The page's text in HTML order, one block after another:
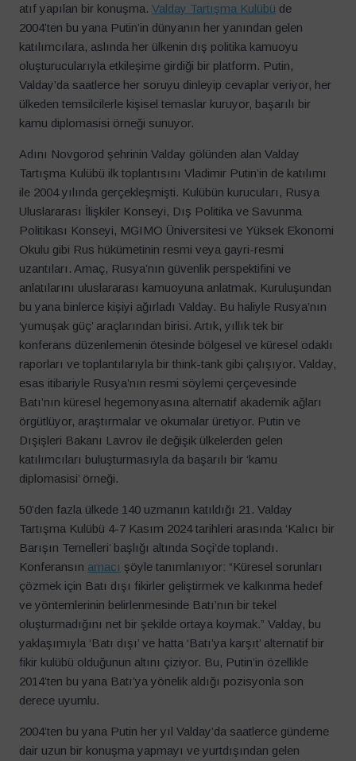
atıf yapılan bir konuşma. Valday Tartışma Kulübü de
2004’ten bu yana Putin’in dünyanın her yanından gelen
katılımcılara, aslında her ülkenin dış politika kamuoyu
oluşturucularıyla etkileşime girdiği bir platform. Putin,
Valday’da saatlerce her soruyu dinleyip cevaplar veriyor, her
ülkeden temsilcilerle kişisel temaslar kuruyor, başarılı bir
kamu diplomasisi örneği sunuyor.
Adını Novgorod şehrinin Valday gölünden alan Valday
Tartışma Kulübü ilk toplantısını Vladimir Putin’in de katılımı
ile 2004 yılında gerçekleşmişti. Kulübün kurucuları, Rusya
Uluslararası İlişkiler Konseyi, Dış Politika ve Savunma
Politikası Konseyi, MGIMO Üniversitesi ve Yüksek Ekonomi
Okulu gibi Rus hükümetinin resmi veya gayri-resmi
uzantıları. Amaç, Rusya’nın güvenlik perspektifini ve
anlatılarını uluslararası kamuoyuna anlatmak. Kuruluşundan
bu yana binlerce kişiyi ağırladı Valday. Bu haliyle Rusya’nın
‘yumuşak güç’ araçlarından birisi. Artık, yıllık tek bir
konferans düzenlemenin ötesinde bölgesel ve küresel odaklı
raporları ve toplantılarıyla bir think-tank gibi çalışıyor. Valday,
esas itibariyle Rusya’nın resmi söylemi çerçevesinde
Batı’nın küresel hegemonyasına alternatif akademik ağları
örgütlüyor, araştırmalar ve okumalar üretiyor. Putin ve
Dışişleri Bakanı Lavrov ile değişik ülkelerden gelen
katılımcıları buluşturmasıyla da başarılı bir ‘kamu
diplomasisi’ örneği.
50’den fazla ülkede 140 uzmanın katıldığı 21. Valday
Tartışma Kulübü 4-7 Kasım 2024 tarihleri arasında ‘Kalıcı bir
Barışın Temelleri’ başlığı altında Soçi’de toplandı.
Konferansın amacı şöyle tanımlanıyor: “Küresel sorunları
çözmek için Batı dışı fikirler geliştirmek ve kalkınma hedef
ve yöntemlerinin belirlenmesinde Batı’nın bir tekel
oluşturmadığını net bir şekilde ortaya koymak.” Valday, bu
yaklaşımıyla ‘Batı dışı’ ve hatta ‘Batı’ya karşıt’ alternatif bir
fikir kulübü olduğunun altını çiziyor. Bu, Putin’in özellikle
2014’ten bu yana Batı’ya yönelik aldığı pozisyonla son
derece uyumlu.
2004’ten bu yana Putin her yıl Valday’da saatlerce gündeme
dair uzun bir konuşma yapmayı ve yurtdışından gelen